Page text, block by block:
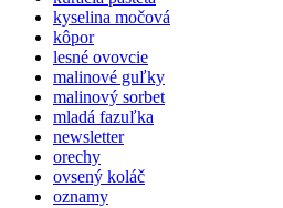
kyselina močová
kôpor
lesné ovovcie
malinové guľky
malinový sorbet
mladá fazuľka
newsletter
orechy
ovsený koláč
oznamy